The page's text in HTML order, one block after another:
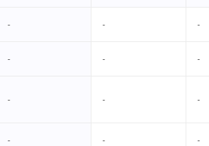
- - -
- - -
- - -
- - -
- - -
- - -
- - -
- - -